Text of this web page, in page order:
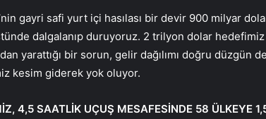
gayri safi yurt içi hasılası bir devir 900 milyar
dalgalanıp duruyoruz. 2 trilyon dolar
yarattığı bir sorun, gelir dağılımı doğru
kesim giderek yok oluyor.
4,5 SAATLİK UÇUŞ MESAFESİNDE 58 ÜLKEYE